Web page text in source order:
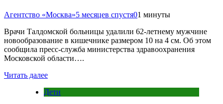
Агентство «Москва»5 месяцев спустя01 минуты
Врачи Талдомской больницы удалили 62-летнему мужчине
новообразование в кишечнике размером 10 на 4 см. Об этом
сообщила пресс-служба министерства здравоохранения
Московской области….
Читать далее
Дети